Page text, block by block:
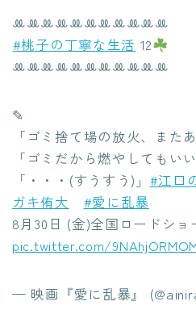
ꔛꔛꔛꔛꔛꔛꔛꔛꔛꔛꔛ
#桃子の丁寧な生活 12
ꔛꔛꔛꔛꔛꔛꔛꔛꔛꔛꔛ
✎
「ゴミ捨て場の放火、また
「ゴミだから燃やしてもい
「・・・(すうすう)」 #江口
ガキ侑大
#愛に乱暴
8月30日 (金)全国ロードショ
pic.twitter.com/
— 映画『愛に乱暴』